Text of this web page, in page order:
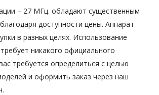
– 27 МГц. обладают существенным
доступности цены. Аппарат
в разных целях. Использование
никакого официального
требуется определиться с целью
и оформить заказ через наш